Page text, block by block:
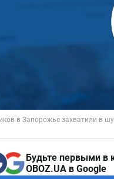
Будьте первыми в
OBOZ.UA в Google